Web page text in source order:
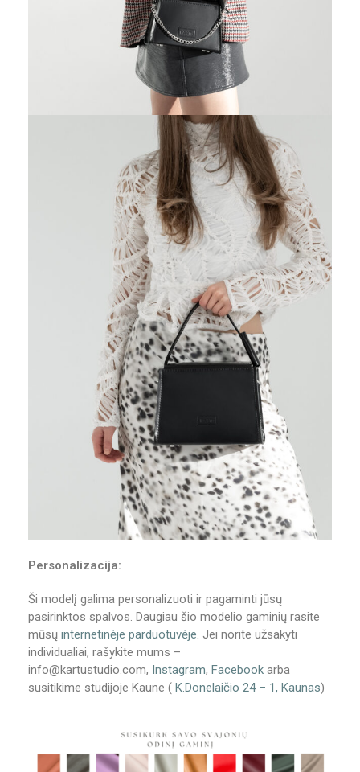
Personalizacija:
Ši modelį galima personalizuoti ir pagaminti jūsų
pasirinktos spalvos. Daugiau šio modelio gaminių rasite
mūsų internetinėje parduotuvėje. Jei norite užsakyti
individualiai, rašykite mums –
info@kartustudio.com, Instagram, Facebook arba
susitikime studijoje Kaune ( K.Donelaičio 24 – 1, Kaunas)